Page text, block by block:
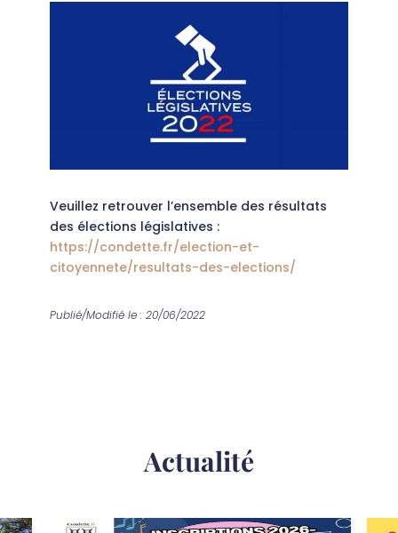
Veuillez retrouver l’ensemble des résultats
des élections législatives :
https://condette.fr/election-et-
citoyennete/resultats-des-elections/
Publié/Modifié le : 20/06/2022
Actualité